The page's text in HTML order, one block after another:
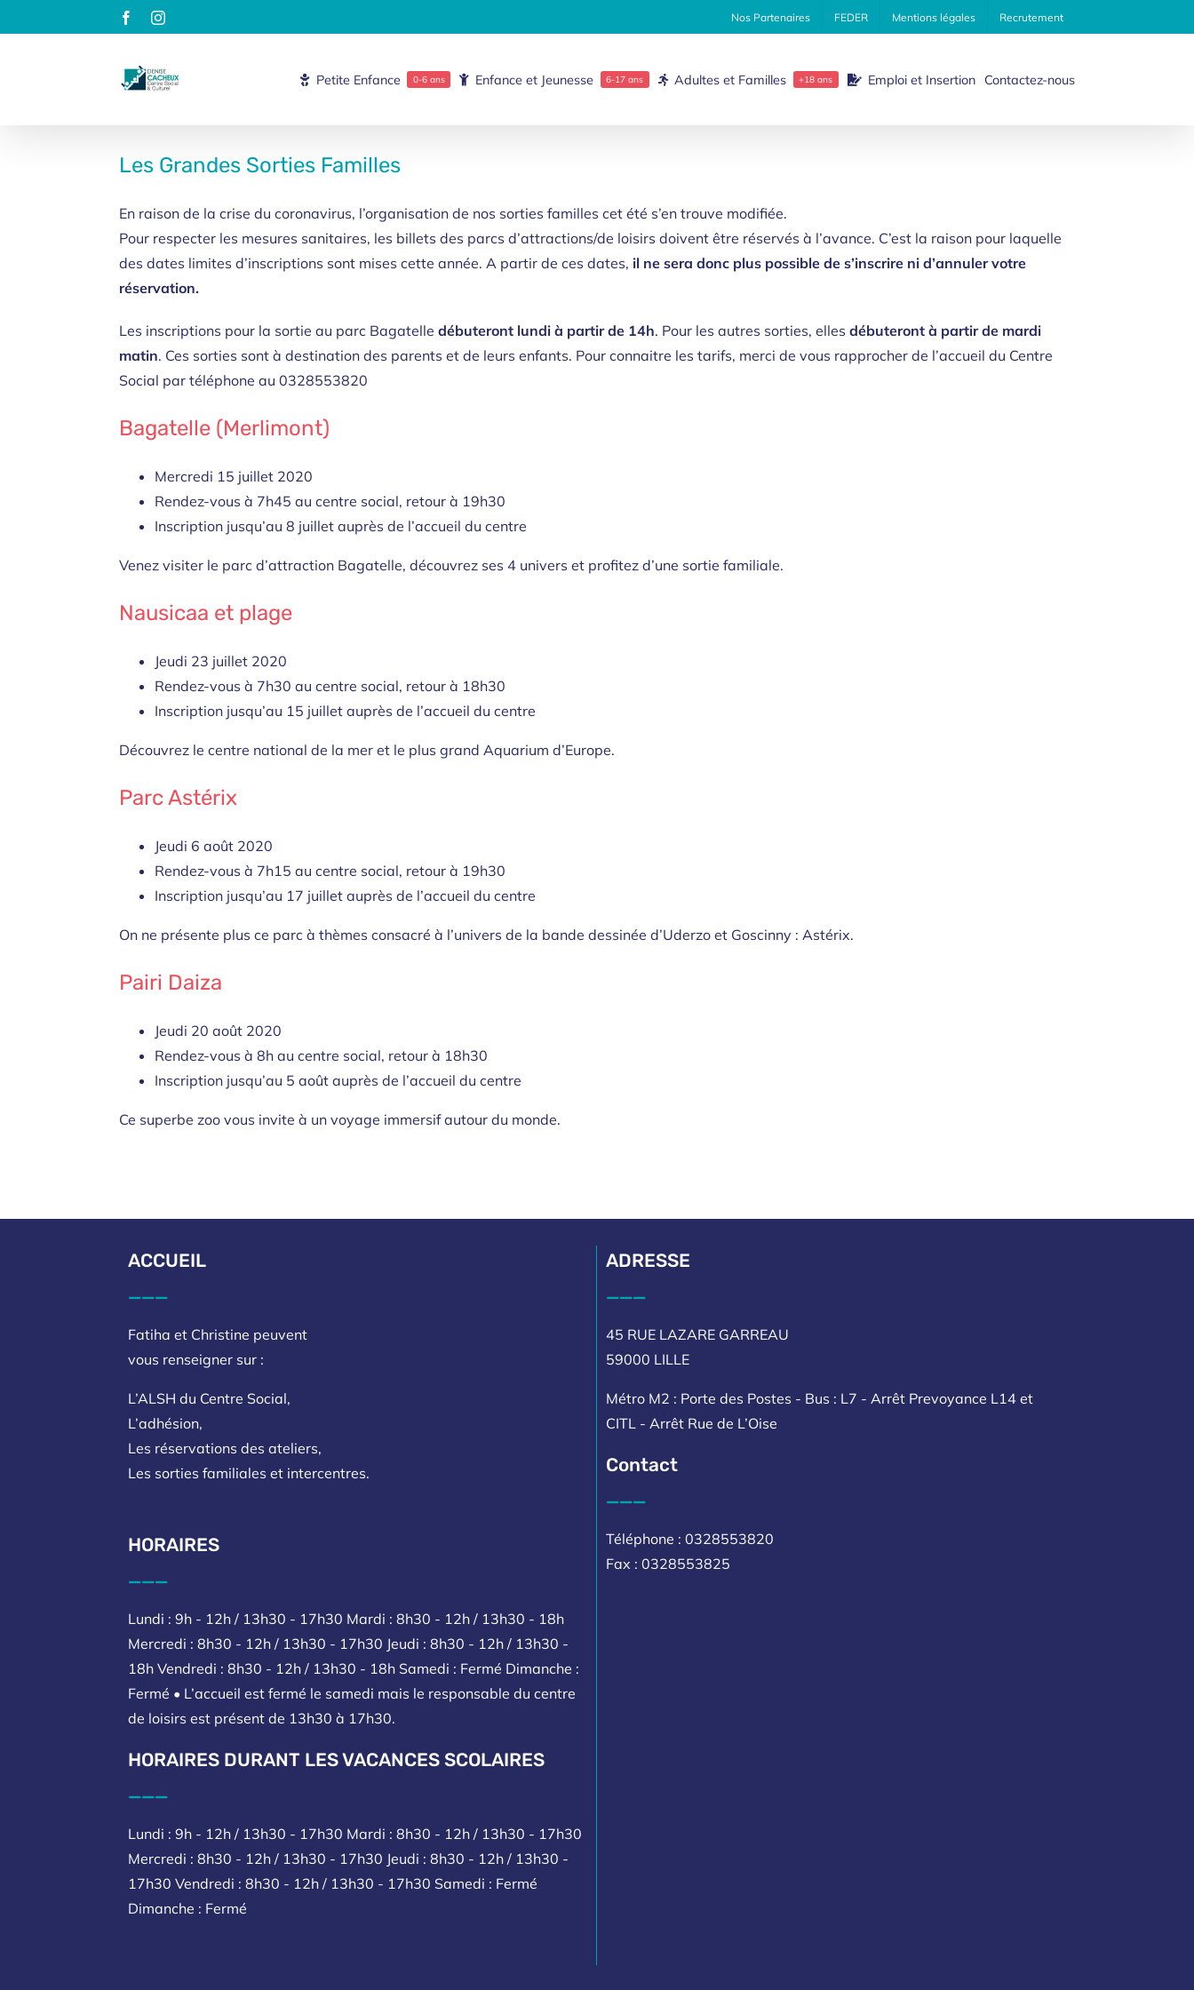
au
FacebookInstagram Nos Partenaires FEDER Mentions légales Recrutement
Petite Enfance 0-6 ans Enfance et Jeunesse 6-17 ans Adultes et Familles +18 ans Emploi et Insertion Contactez-nous
Les Grandes Sorties Familles
En raison de la crise du coronavirus, l’organisation de nos sorties familles cet été s’en trouve modifiée.
Pour respecter les mesures sanitaires, les billets des parcs d’attractions/de loisirs doivent être réservés à l’avance. C’est la raison pour laquelle
des dates limites d’inscriptions sont mises cette année. A partir de ces dates, il ne sera donc plus possible de s’inscrire ni d’annuler votre
réservation.
Les inscriptions pour la sortie au parc Bagatelledébuteront lundi à partir de 14h. Pour les autres sorties, ellesdébuteront à partir de mardi
matin. Ces sorties sont à destination des parents et de leurs enfants. Pour connaitre les tarifs, merci de vous rapprocher de l’accueil du Centre
Social par téléphone au 0328553820
Bagatelle (Merlimont)
Mercredi 15 juillet 2020
Rendez-vous à 7h45 au centre social, retour à 19h30
Inscription jusqu’au 8 juillet auprès de l’accueil du centre
Venez visiter le parc d’attraction Bagatelle, découvrez ses 4 univers et profitez d’une sortie familiale.
Nausicaa et plage
Jeudi 23 juillet 2020
Rendez-vous à 7h30 au centre social, retour à 18h30
Inscription jusqu’au 15 juillet auprès de l’accueil du centre
Découvrez le centre national de la mer et le plus grand Aquarium d’Europe.
Parc Astérix
Jeudi 6 août 2020
Rendez-vous à 7h15 au centre social, retour à 19h30
Inscription jusqu’au 17 juillet auprès de l’accueil du centre
On ne présente plus ce parc à thèmes consacré à l’univers de la bande dessinée d’Uderzo et Goscinny : Astérix.
Pairi Daiza
Jeudi 20 août 2020
Rendez-vous à 8h au centre social, retour à 18h30
Inscription jusqu’au 5 août auprès de l’accueil du centre
Ce superbe zoo vous invite à un voyage immersif autour du monde.
ACCUEIL
___
Fatiha et Christine peuvent
vous renseigner sur :
L’ALSH du Centre Social,
L’adhésion,
Les réservations des ateliers,
Les sorties familiales et intercentres.
HORAIRES
___
Lundi : 9h - 12h / 13h30 - 17h30 Mardi : 8h30 - 12h / 13h30 - 18h
Mercredi : 8h30 - 12h / 13h30 - 17h30 Jeudi : 8h30 - 12h / 13h30 -
18h Vendredi : 8h30 - 12h / 13h30 - 18h Samedi : Fermé Dimanche :
Fermé • L’accueil est fermé le samedi mais le responsable du centre
de loisirs est présent de 13h30 à 17h30.
HORAIRES DURANT LES VACANCES SCOLAIRES
___
Lundi : 9h - 12h / 13h30 - 17h30 Mardi : 8h30 - 12h / 13h30 - 17h30
Mercredi : 8h30 - 12h / 13h30 - 17h30 Jeudi : 8h30 - 12h / 13h30 -
17h30 Vendredi : 8h30 - 12h / 13h30 - 17h30 Samedi : Fermé
Dimanche : Fermé
ADRESSE
___
45 RUE LAZARE GARREAU
59000 LILLE
Métro M2 : Porte des Postes - Bus : L7 - Arrêt Prevoyance L14 et
CITL - Arrêt Rue de L’Oise
Contact
___
Téléphone : 0328553820
Fax : 0328553825